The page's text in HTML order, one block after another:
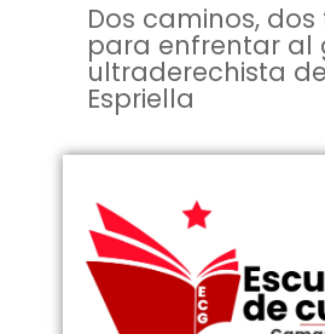
Dos caminos,
para enfrentar al
ultraderechista
Espriella